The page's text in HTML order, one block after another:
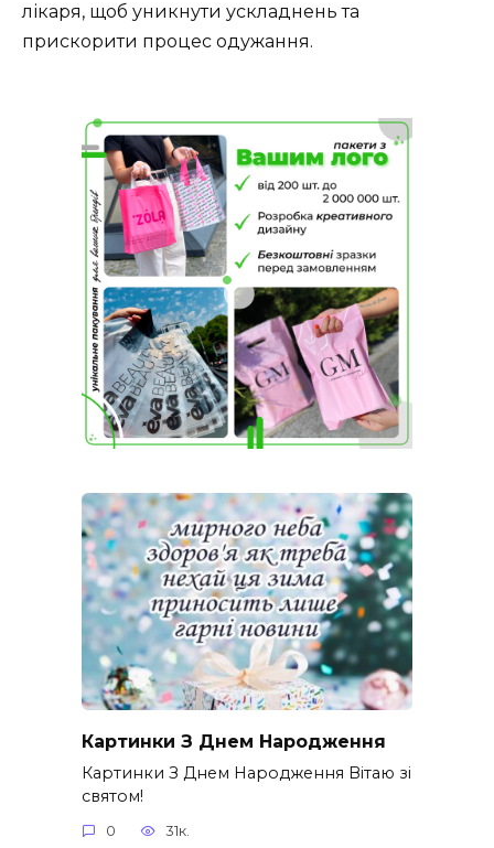
лікаря, щоб уникнути ускладнень та
прискорити процес одужання.
Картинки З Днем Народження
Картинки З Днем Народження Вітаю зі
святом!
0 31к.